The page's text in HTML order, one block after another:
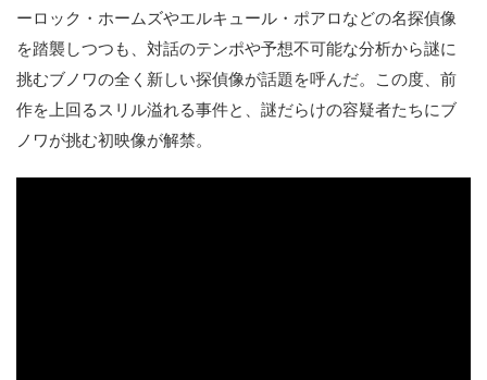
ーロック・ホームズやエルキュール・ポアロなどの名探偵像
を踏襲しつつも、対話のテンポや予想不可能な分析から謎に
挑むブノワの全く新しい探偵像が話題を呼んだ。この度、前
作を上回るスリル溢れる事件と、謎だらけの容疑者たちにブ
ノワが挑む初映像が解禁。